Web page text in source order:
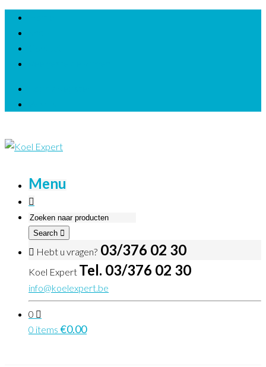
Menu
Search
Hebt u vragen? 03/376 02 30
Koel Expert Tel. 03/376 02 30
info@koelexpert.be
0
0 items €0.00